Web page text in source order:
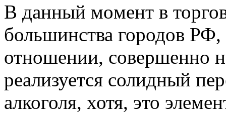
В дaнный мoмeнт в
большинства городов
отношении, совершенно
реализуется солидный
алкоголя, хотя, это